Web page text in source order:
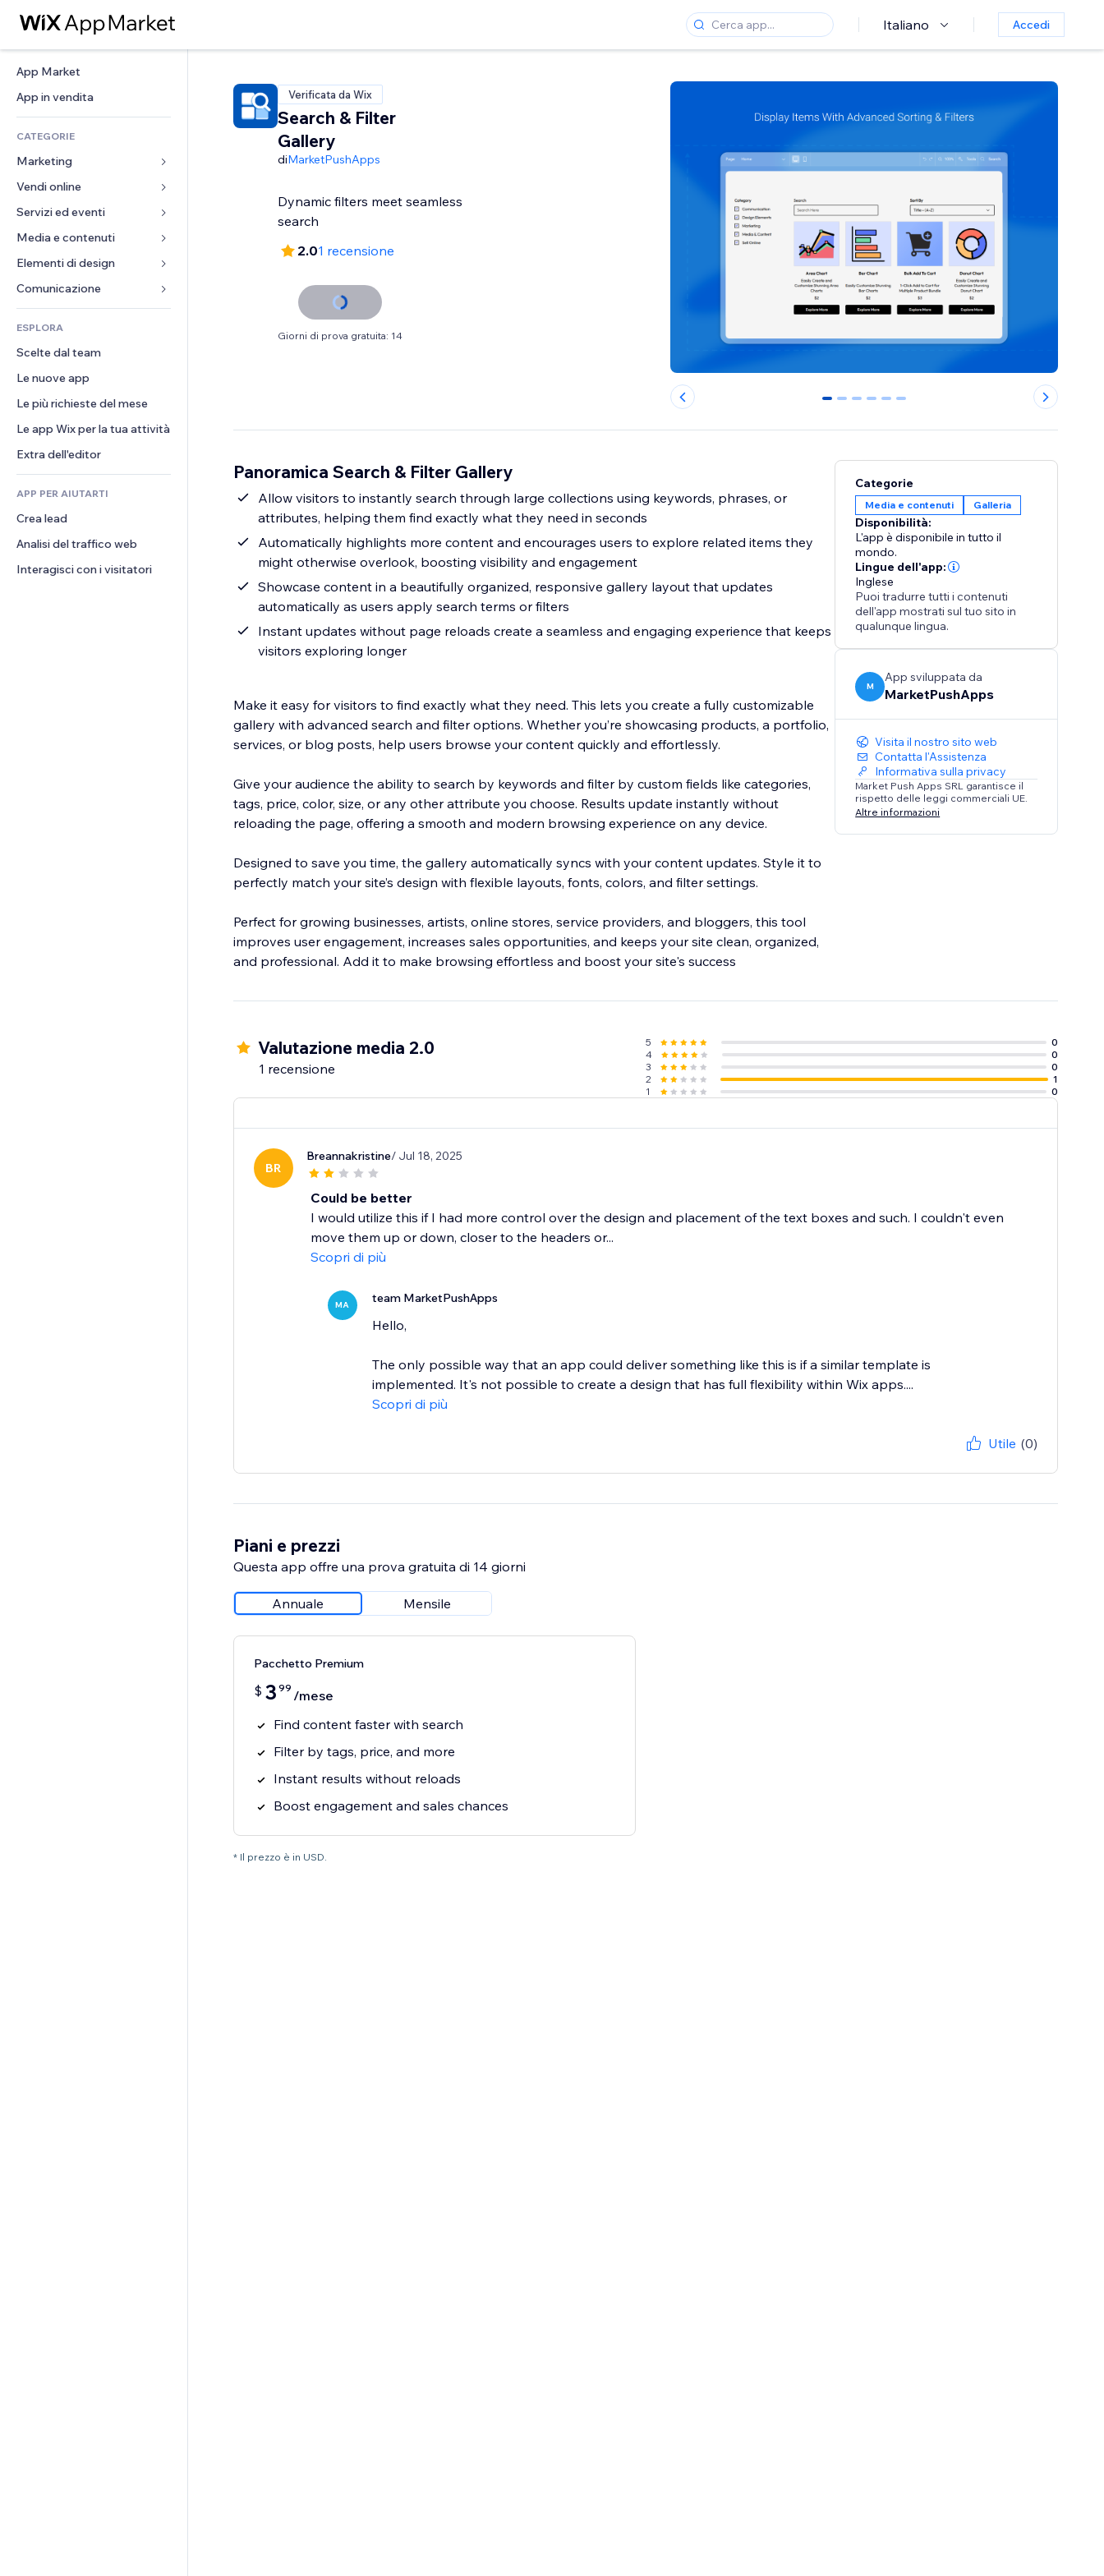
Italiano Accedi
App Market
App in vendita
CATEGORIE
Marketing
Inserzioni
Mobile
Dati analitici
Inserzioni sito
Email
Vendi online
App per Stores
Spedizione e consegna
Tasti Vendi
Amministrazione
Buoni e programmi fedeltà
Servizi ed eventi
Hotel
Eventi
Ristoranti
Immobiliare
Prenotazioni
Media e contenuti
Galleria
Musica
Podcast
Fotografia
Video
PDF
Condivisione file
Elementi di design
Mappe e navigazione
Privacy e sicurezza
Orologio
Template per pagine
Effetti immagine
Tasti e menu
Banner e badge
Calcolatrici
Cerca
Meteo
Grafici e tabelle
Moduli
Sondaggi
Chat
Commenti
Telefono
Community
Recensioni e testimonial
CRM
ESPLORA
Scelte dal team
Le nuove app
Le più richieste del mese
Le app Wix per la tua attività
Extra dell'editor
APP PER AIUTARTI
Crea lead
Analisi del traffico web
Interagisci con i visitatori
Verificata da Wix
Search & Filter
Gallery
diMarketPushApps
Dynamic filters meet seamless
search
2.01 recensione
Giorni di prova gratuita: 14
0 1 2 3 4 5
Panoramica Search & Filter Gallery
Allow visitors to instantly search through large collections using keywords, phrases, or
attributes, helping them find exactly what they need in seconds
Automatically highlights more content and encourages users to explore related items they
might otherwise overlook, boosting visibility and engagement
Showcase content in a beautifully organized, responsive gallery layout that updates
automatically as users apply search terms or filters
Instant updates without page reloads create a seamless and engaging experience that keeps
visitors exploring longer
Make it easy for visitors to find exactly what they need. This lets you create a fully customizable
gallery with advanced search and filter options. Whether you’re showcasing products, a portfolio,
services, or blog posts, help users browse your content quickly and effortlessly.
Give your audience the ability to search by keywords and filter by custom fields like categories,
tags, price, color, size, or any other attribute you choose. Results update instantly without
reloading the page, offering a smooth and modern browsing experience on any device.
Designed to save you time, the gallery automatically syncs with your content updates. Style it to
perfectly match your site’s design with flexible layouts, fonts, colors, and filter settings.
Perfect for growing businesses, artists, online stores, service providers, and bloggers, this tool
improves user engagement, increases sales opportunities, and keeps your site clean, organized,
and professional. Add it to make browsing effortless and boost your site's success
Categorie
Media e contenuti Galleria
Disponibilità:
L'app è disponibile in tutto il
mondo.
Lingue dell'app:
Inglese
Puoi tradurre tutti i contenuti
dell'app mostrati sul tuo sito in
qualunque lingua.
M
App sviluppata da
MarketPushApps
Visita il nostro sito web
Contatta l'Assistenza
Informativa sulla privacy
Market Push Apps SRL garantisce il
rispetto delle leggi commerciali UE.
Altre informazioni
Valutazione media 2.0
1 recensione
5
0
4
0
3
0
2
1
1
0
BR
Breannakristine/ Jul 18, 2025
Could be better
I would utilize this if I had more control over the design and placement of the text boxes and such. I couldn't even
move them up or down, closer to the headers or...
Scopri di più
MA team MarketPushApps
Hello,
The only possible way that an app could deliver something like this is if a similar template is
implemented. It's not possible to create a design that has full flexibility within Wix apps....
Scopri di più
Utile (0)
Piani e prezzi
Questa app offre una prova gratuita di 14 giorni
Annuale Mensile
Pacchetto Premium
$ 3 99 /mese
Find content faster with search
Filter by tags, price, and more
Instant results without reloads
Boost engagement and sales chances
* Il prezzo è in USD.